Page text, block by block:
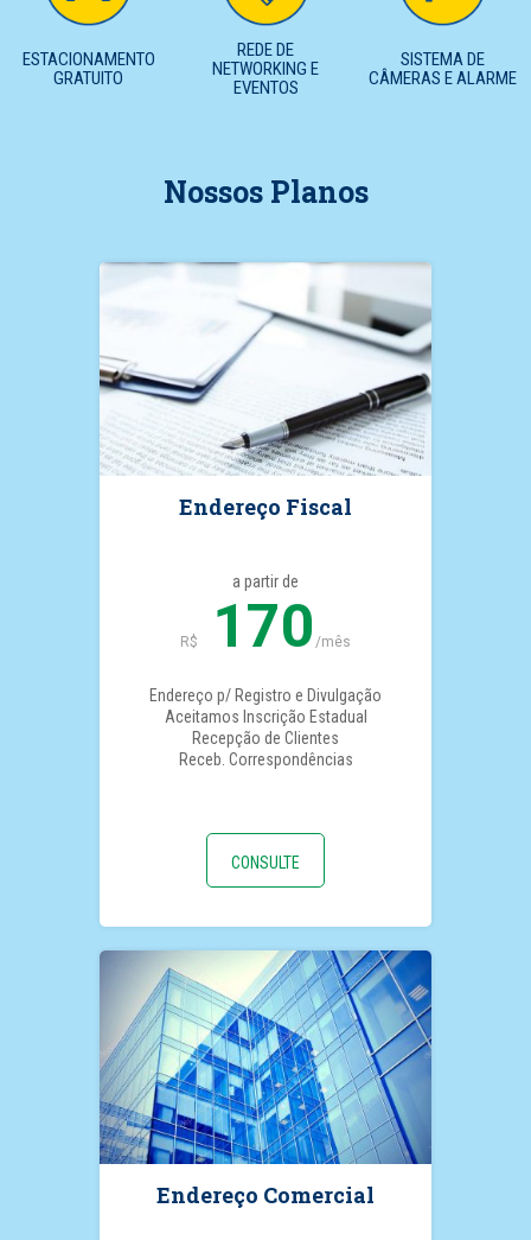
ESTACIONAMENTO
GRATUITO
REDE DE
NETWORKING E
EVENTOS
SISTEMA DE
CÂMERAS E ALARME
Nossos Planos
Endereço Fiscal
a partir de
R$ 170 /mês
Endereço p/ Registro e Divulgação
Aceitamos Inscrição Estadual
Recepção de Clientes
Receb. Correspondências
CONSULTE
Endereço Comercial